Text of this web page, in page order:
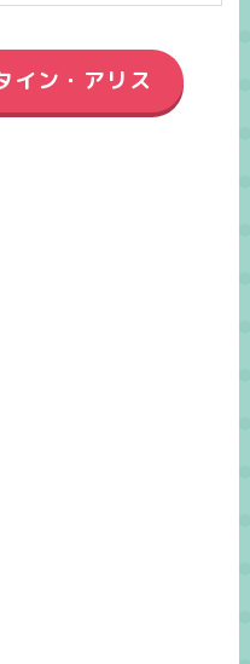
イン・アリス